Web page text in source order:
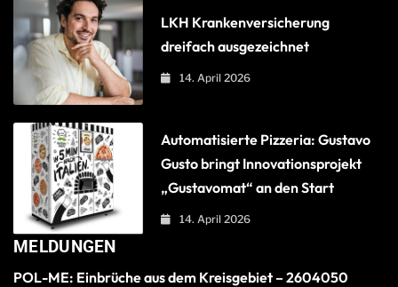
LKH Krankenversicherung
dreifach ausgezeichnet
14. April 2026
Automatisierte Pizzeria: Gustavo
Gusto bringt Innovationsprojekt
„Gustavomat“ an den Start
14. April 2026
MELDUNGEN
POL-ME: Einbrüche aus dem Kreisgebiet – 2604050